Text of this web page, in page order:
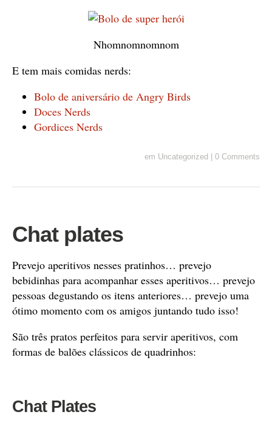
Nhomnomnomnom
E tem mais comidas nerds:
Bolo de aniversário de Angry Birds
Doces Nerds
Gordices Nerds
em Uncategorized 0 Comments
Chat plates
Prevejo aperitivos nesses pratinhos… prevejo
bebidinhas para acompanhar esses aperitivos… prevejo
pessoas degustando os itens anteriores… prevejo uma
ótimo momento com os amigos juntando tudo isso!
São três pratos perfeitos para servir aperitivos, com
formas de balões clássicos de quadrinhos:
Chat Plates